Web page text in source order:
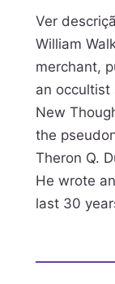
Ver
William
merchant,
an occultist
New
the
Theron Q.
He wrote
last 30